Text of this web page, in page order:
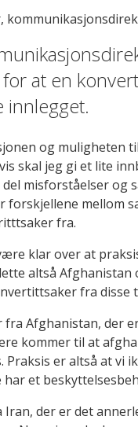
for at en
innlegget.
og muligheten
skal jeg gi et lite
misforståelser og
forskjellene mellom
fra.
klar over at
altså
fra disse
Afghanistan, der
kommer til at
Praksis er altså at vi
et
der er det